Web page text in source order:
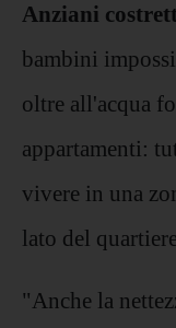
Anziani
bambini
oltre all'acqua
appartamenti:
vivere in una
lato del
"Anche la